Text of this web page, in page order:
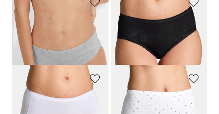
NINA V. C.
Jazzpant im 2er-Pack
11,97 €
30-Tage-Bestpreis**: 13,97 € (-14%)
TRIUMPH
11,00 €
30-Tage-Bestpreis**: 13,20 € (-16%)
NINA V. C.
Taillenslip im 4er-Pack
20,97 €
GOLDNER
24,95 €